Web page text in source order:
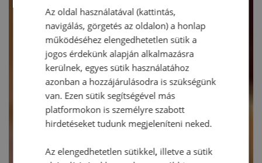
Az oldal használatával (kattintás,
navigálás, görgetés az oldalon) a honlap
működéséhez elengedhetetlen sütik a
jogos érdekünk alapján alkalmazásra
kerülnek, egyes sütik használatához
azonban a hozzájárulásodra is szükségünk
van. Ezen sütik segítségével más
platformokon is személyre szabott
hirdetéseket tudunk megjeleníteni neked.
Az elengedhetetlen sütikkel, illetve a sütik